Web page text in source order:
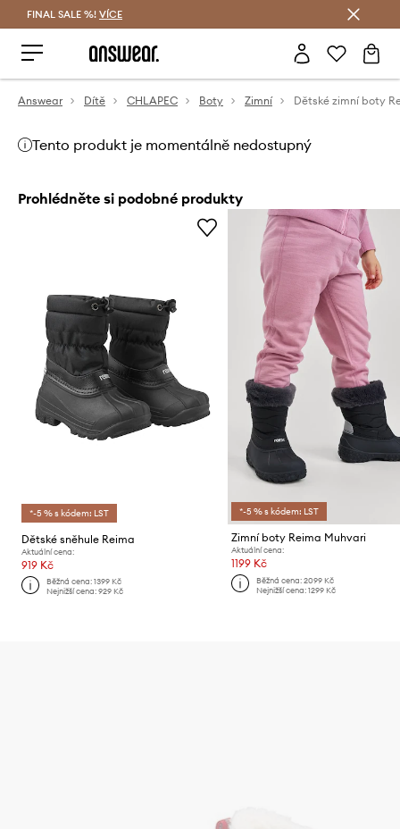
FINAL SALE %! VÍCE
Answear Dítě CHLAPEC Boty Zimní Dětské zimní boty
Tento produkt je momentálně nedostupný
Prohlédněte si podobné produkty
*-5 % s kódem: LST
Dětské sněhule Reima
Aktuální cena:
919 Kč
Běžná cena:1399 Kč
Nejnižší cena:929 Kč
*-5 % s kódem: LST
Zimní boty Reima Muhvari
Aktuální cena:
1199 Kč
Běžná cena: 2099 Kč
Nejnižší cena: 1299 Kč